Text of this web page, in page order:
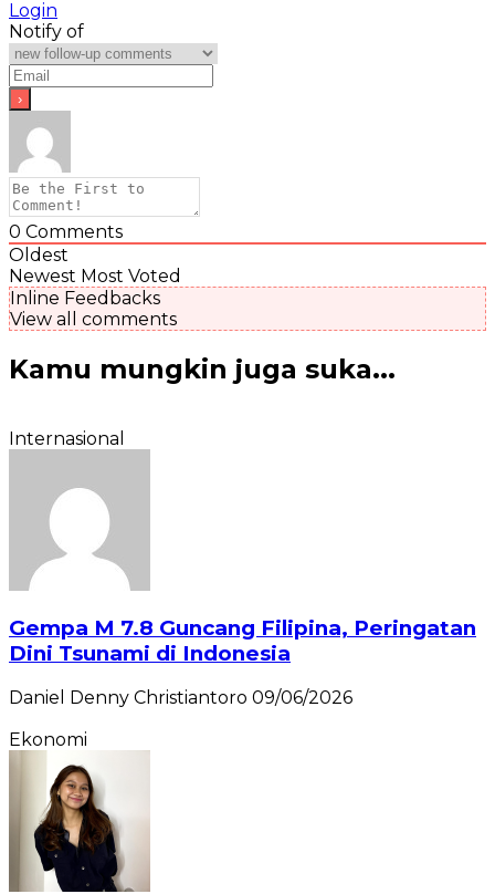
Login
Notify of
0 Comments
Oldest
Newest Most Voted
Inline Feedbacks
View all comments
Kamu mungkin juga suka...
Internasional
Gempa M 7.8 Guncang Filipina, Peringatan
Dini Tsunami di Indonesia
Daniel Denny Christiantoro 09/06/2026
Ekonomi